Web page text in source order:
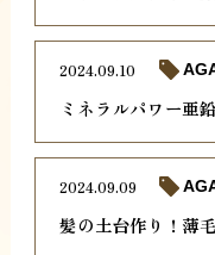
ミネラルパワー亜
2024.09.10
髪の土台作り！薄
2024.09.09